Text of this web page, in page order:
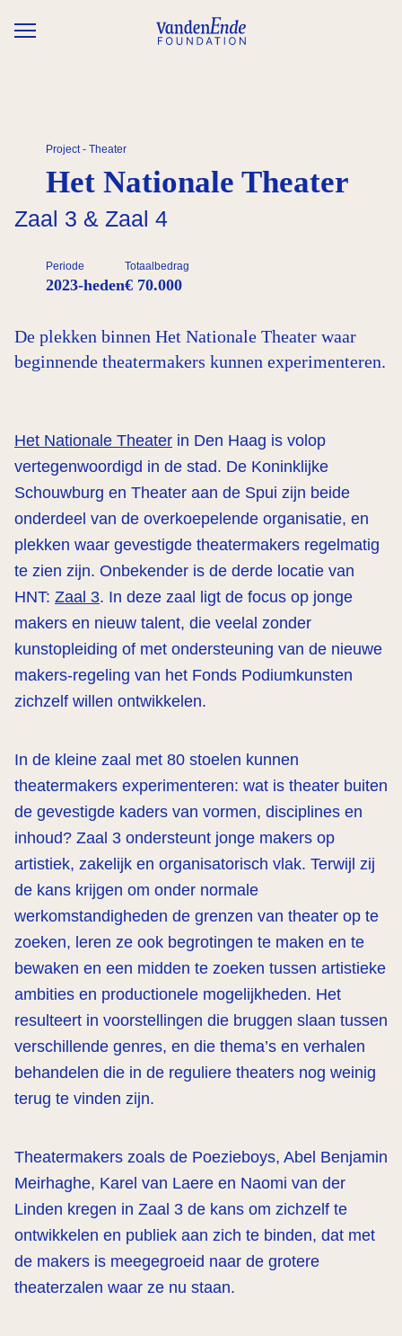
Overslaan en naar de inhoud gaan
Project - Theater
Het Nationale Theater
Zaal 3 & Zaal 4
Periode
2023-heden
Totaalbedrag
€ 70.000
De plekken binnen Het Nationale Theater waar
beginnende theatermakers kunnen experimenteren.
Het Nationale Theater in Den Haag is volop
vertegenwoordigd in de stad. De Koninklijke
Schouwburg en Theater aan de Spui zijn beide
onderdeel van de overkoepelende organisatie, en
plekken waar gevestigde theatermakers regelmatig
te zien zijn. Onbekender is de derde locatie van
HNT: Zaal 3. In deze zaal ligt de focus op jonge
makers en nieuw talent, die veelal zonder
kunstopleiding of met ondersteuning van de nieuwe
makers-regeling van het Fonds Podiumkunsten
zichzelf willen ontwikkelen.
In de kleine zaal met 80 stoelen kunnen
theatermakers experimenteren: wat is theater buiten
de gevestigde kaders van vormen, disciplines en
inhoud? Zaal 3 ondersteunt jonge makers op
artistiek, zakelijk en organisatorisch vlak. Terwijl zij
de kans krijgen om onder normale
werkomstandigheden de grenzen van theater op te
zoeken, leren ze ook begrotingen te maken en te
bewaken en een midden te zoeken tussen artistieke
ambities en productionele mogelijkheden. Het
resulteert in voorstellingen die bruggen slaan tussen
verschillende genres, en die thema’s en verhalen
behandelen die in de reguliere theaters nog weinig
terug te vinden zijn.
Theatermakers zoals de Poezieboys, Abel Benjamin
Meirhaghe, Karel van Laere en Naomi van der
Linden kregen in Zaal 3 de kans om zichzelf te
ontwikkelen en publiek aan zich te binden, dat met
de makers is meegegroeid naar de grotere
theaterzalen waar ze nu staan.